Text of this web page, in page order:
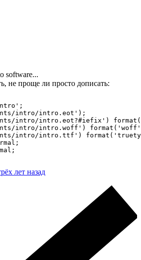
software...
не проще ли просто дописать:
intro/intro.eot');
intro/intro.eot?#iefix')
intro/intro.woff')
intro/intro.ttf')
лет назад